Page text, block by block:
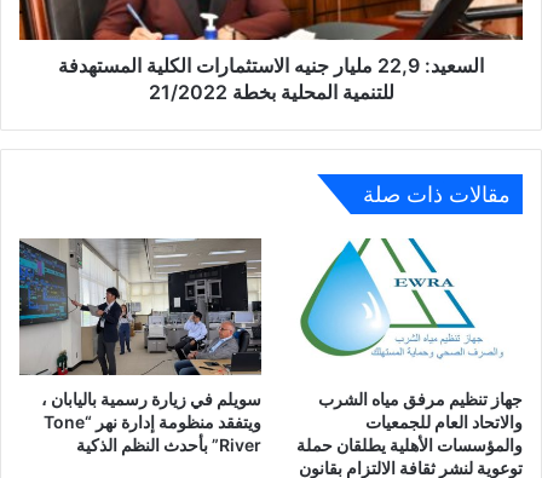
للتنمية
المحلية
السعيد: 22,9 مليار جنيه الاستثمارات الكلية المستهدفة
للتنمية المحلية بخطة 21/2022
مقالات ذات صلة
جهاز تنظيم مرفق مياه الشرب
والاتحاد العام للجمعيات
والمؤسسات الأهلية يطلقان حملة
توعوية لنشر ثقافة الالتزام بقانون
سويلم في زيارة رسمية باليابان ،
ويتفقد منظومة إدارة نهر “Tone
River” بأحدث النظم الذكية